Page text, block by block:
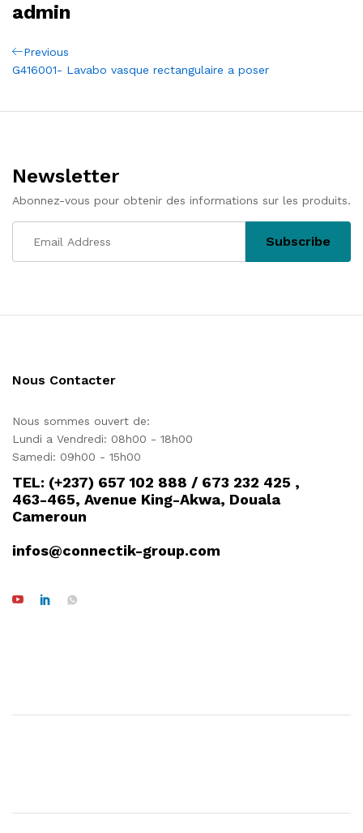
admin
Navigation
l’article
Previous
Post
Previous
G416001- Lavabo vasque rectangulaire a poser
Newsletter
Abonnez-vous pour obtenir des informations sur les produits.
Nous Contacter
Nous sommes ouvert de:
Lundi a Vendredi: 08h00 - 18h00
Samedi: 09h00 - 15h00
TEL: (+237) 657 102 888 / 673 232 425 ,
463-465, Avenue King-Akwa, Douala
Cameroun
infos@connectik-group.com